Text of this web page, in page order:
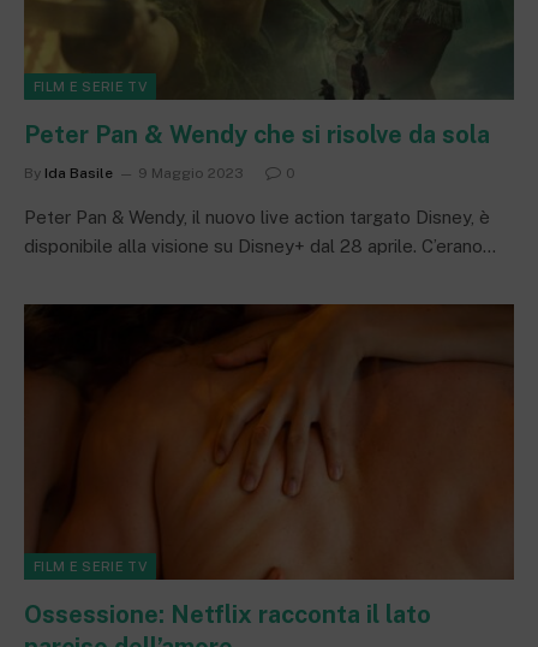
FILM E SERIE TV
Peter Pan & Wendy che si risolve da sola
By Ida Basile 9 Maggio 2023 0
Peter Pan & Wendy, il nuovo live action targato Disney, è
disponibile alla visione su Disney+ dal 28 aprile. C’erano…
FILM E SERIE TV
Ossessione: Netflix racconta il lato